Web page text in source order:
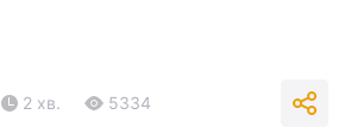
2 хв. 5334